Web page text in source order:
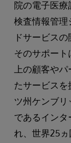
院の電子医療
検査情報管理
ドサービス
そのサポー
上の顧客や
たサービスを
ツ州ケンブ
であるインタ
れ、世界25ヵ